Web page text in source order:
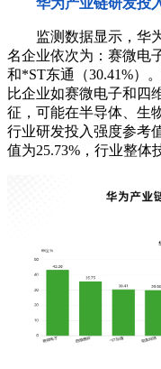
华为产业链研发投
监测数据显示，华为
名企业依次为：赛微电
和*ST东通（30.41%）
比企业如赛微电子和四
征，可能在半导体、生
行业研发投入强度参考
值为25.73%，行业整体